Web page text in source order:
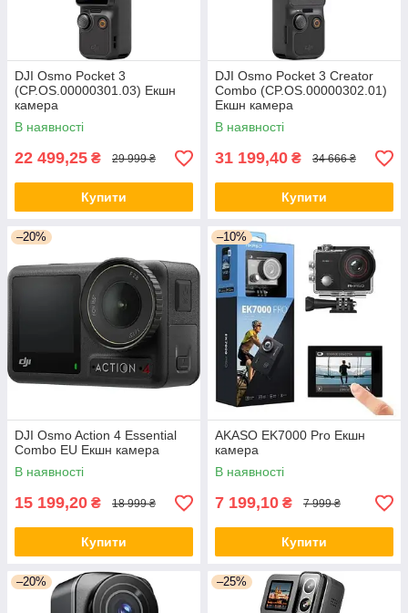
DJI Osmo Pocket 3
(CP.OS.00000301.03) Екшн
камера
В наявності
22 499,25 ₴ 29 999 ₴
Купити
DJI Osmo Pocket 3 Creator
Combo (CP.OS.00000302.01)
Екшн камера
В наявності
31 199,40 ₴ 34 666 ₴
Купити
–20%
DJI Osmo Action 4 Essential
Combo EU Екшн камера
В наявності
15 199,20 ₴ 18 999 ₴
Купити
–10%
AKASO EK7000 Pro Екшн
камера
В наявності
7 199,10 ₴ 7 999 ₴
Купити
–20% –25%